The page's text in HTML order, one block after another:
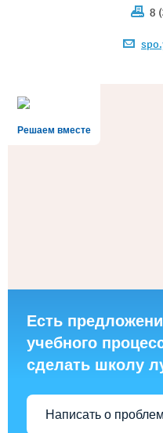
8
Решаем вместе
Есть
учебного
сделать школу
Написать о